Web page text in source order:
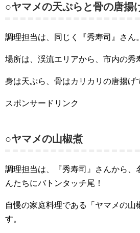
○ヤマメの天ぷらと骨の唐揚
調理担当は、同じく『秀寿司』さん。
場所は、渓流エリアから、市内の秀
身は天ぷら、骨はカリカリの唐揚げ
スポンサードリンク
○ヤマメの山椒煮
調理担当は、『秀寿司』さんから、
んたちにバトンタッチ尾！
自慢の家庭料理である「ヤマメの山
す。